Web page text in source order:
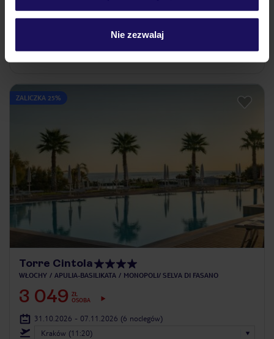
Nie zezwalaj
29.10.2026 - 04.11.2026 (6 noclegów)
ZALICZKA 25%
Torre Cintola
WŁOCHY APULIA-BASILIKATA MONOPOLI/ SELVA DI FASANO
3 049 ZŁ
OSOBA
31.10.2026 - 07.11.2026 (6 noclegów)
Kraków (11:20)